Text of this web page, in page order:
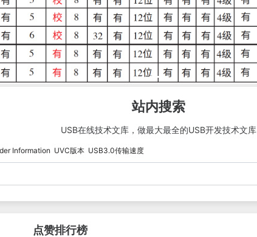
站内搜索
USB在线技术文库，做最大最全的USB开发技术文库
Information UVC版本 USB3.0传输速度
点赞排行榜